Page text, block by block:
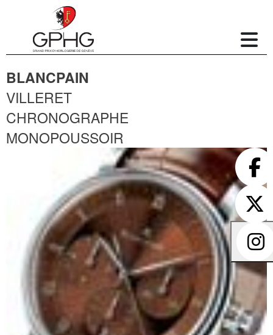
BLANCPAIN
VILLERET
CHRONOGRAPHE
MONOPOUSSOIR